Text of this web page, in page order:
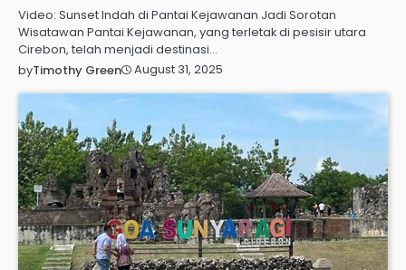
Video: Sunset Indah di Pantai Kejawanan Jadi Sorotan
Wisatawan Pantai Kejawanan, yang terletak di pesisir utara
Cirebon, telah menjadi destinasi…
byTimothy Green August 31, 2025